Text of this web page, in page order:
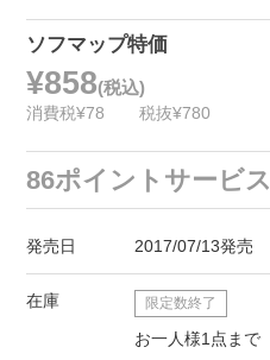
ソフマップ特価
¥858(税込)
消費税¥78 税抜¥780
86ポイントサービス
発売日 2017/07/13発売
在庫 限定数終了
お一人様1点まで